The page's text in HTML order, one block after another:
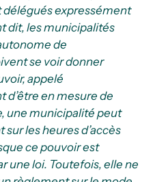
délégués expressément
dit, les municipalités
de
se voir donner
appelé
d’être en mesure de
une municipalité peut
les heures d’accès
ce pouvoir est
une loi. Toutefois, elle ne